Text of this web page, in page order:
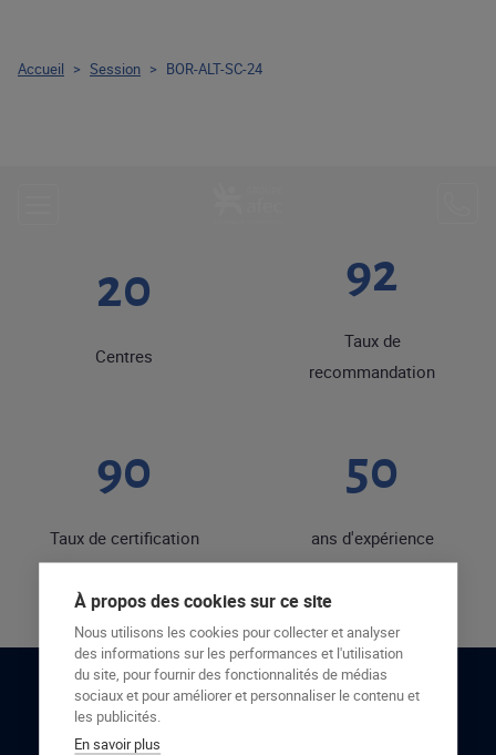
20
Centres
92
Taux de
recommandation
90
Taux de certification
50
ans d'expérience
RESTONS EN CONTACT
Accueil > Session > BOR-ALT-SC-24
À propos des cookies sur ce site
Nous utilisons les cookies pour collecter et analyser
des informations sur les performances et l'utilisation
du site, pour fournir des fonctionnalités de médias
sociaux et pour améliorer et personnaliser le contenu et
les publicités.
En savoir plus